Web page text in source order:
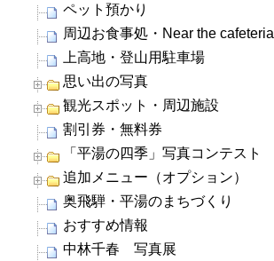
ペット預かり
周辺お食事処・Near the cafeteria
上高地・登山用駐車場
思い出の写真
観光スポット・周辺施設
割引券・無料券
「平湯の四季」写真コンテスト
追加メニュー（オプション）
奥飛騨・平湯のまちづくり
おすすめ情報
中林千春 写真展